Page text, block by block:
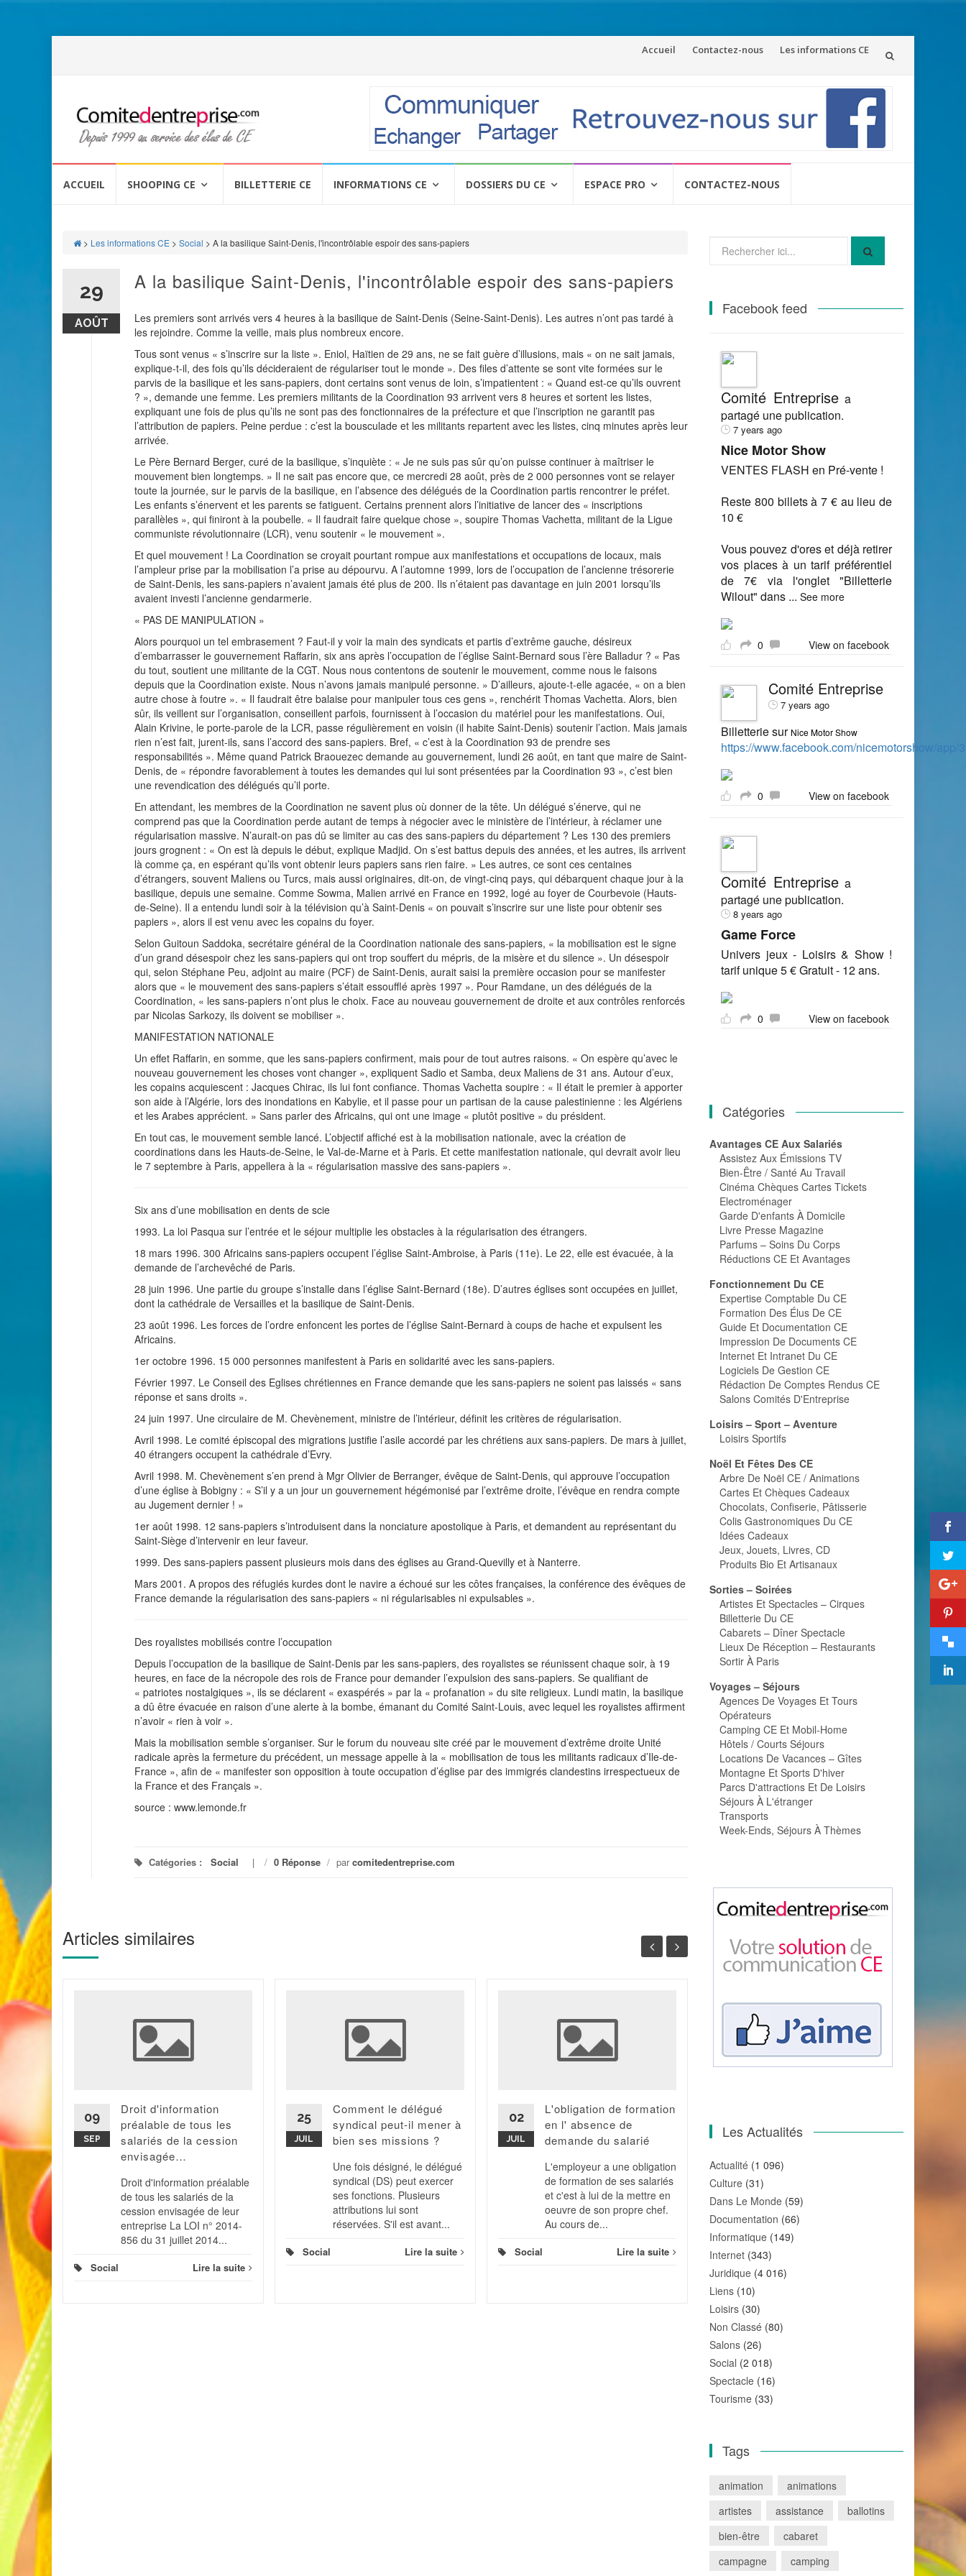
Aller
Accueil Contactez-nous Les informations CE
ACCUEIL SHOOPING CE BILLETTERIE CE INFORMATIONS CE DOSSIERS DU CE ESPACE PRO CONTACTEZ-NOUS
> Les informations CE > Social > A la basilique Saint-Denis, l'incontrôlable espoir des sans-papiers
29
AOÛT
A la basilique Saint-Denis, l'incontrôlable espoir des sans-papiers
Les premiers sont arrivés vers 4 heures à la basilique de Saint-Denis (Seine-Saint-Denis). Les autres n’ont pas tardé à
les rejoindre. Comme la veille, mais plus nombreux encore.
Tous sont venus « s’inscrire sur la liste ». Eniol, Haïtien de 29 ans, ne se fait guère d’illusions, mais « on ne sait jamais,
explique-t-il, des fois qu’ils décideraient de régulariser tout le monde ». Des files d’attente se sont vite formées sur le
parvis de la basilique et les sans-papiers, dont certains sont venus de loin, s’impatientent : « Quand est-ce qu’ils ouvrent
? », demande une femme. Les premiers militants de la Coordination 93 arrivent vers 8 heures et sortent les listes,
expliquant une fois de plus qu’ils ne sont pas des fonctionnaires de la préfecture et que l’inscription ne garantit pas
l’attribution de papiers. Peine perdue : c’est la bousculade et les militants repartent avec les listes, cinq minutes après leur
arrivée.
Le Père Bernard Berger, curé de la basilique, s’inquiète : « Je ne suis pas sûr qu’on puisse continuer à maîtriser le
mouvement bien longtemps. » Il ne sait pas encore que, ce mercredi 28 août, près de 2 000 personnes vont se relayer
toute la journée, sur le parvis de la basilique, en l’absence des délégués de la Coordination partis rencontrer le préfet.
Les enfants s’énervent et les parents se fatiguent. Certains prennent alors l’initiative de lancer des « inscriptions
parallèles », qui finiront à la poubelle. « Il faudrait faire quelque chose », soupire Thomas Vachetta, militant de la Ligue
communiste révolutionnaire (LCR), venu soutenir « le mouvement ».
Et quel mouvement ! La Coordination se croyait pourtant rompue aux manifestations et occupations de locaux, mais
l’ampleur prise par la mobilisation l’a prise au dépourvu. A l’automne 1999, lors de l’occupation de l’ancienne trésorerie
de Saint-Denis, les sans-papiers n’avaient jamais été plus de 200. Ils n’étaient pas davantage en juin 2001 lorsqu’ils
avaient investi l’ancienne gendarmerie.
« PAS DE MANIPULATION »
Alors pourquoi un tel embrasement ? Faut-il y voir la main des syndicats et partis d’extrême gauche, désireux
d’embarrasser le gouvernement Raffarin, six ans après l’occupation de l’église Saint-Bernard sous l’ère Balladur ? « Pas
du tout, soutient une militante de la CGT. Nous nous contentons de soutenir le mouvement, comme nous le faisons
depuis que la Coordination existe. Nous n’avons jamais manipulé personne. » D’ailleurs, ajoute-t-elle agacée, « on a bien
autre chose à foutre ». « Il faudrait être balaise pour manipuler tous ces gens », renchérit Thomas Vachetta. Alors, bien
sûr, ils veillent sur l’organisation, conseillent parfois, fournissent à l’occasion du matériel pour les manifestations. Oui,
Alain Krivine, le porte-parole de la LCR, passe régulièrement en voisin (il habite Saint-Denis) soutenir l’action. Mais jamais
rien n’est fait, jurent-ils, sans l’accord des sans-papiers. Bref, « c’est à la Coordination 93 de prendre ses
responsabilités ». Même quand Patrick Braouezec demande au gouvernement, lundi 26 août, en tant que maire de Saint-
Denis, de « répondre favorablement à toutes les demandes qui lui sont présentées par la Coordination 93 », c’est bien
une revendication des délégués qu’il porte.
En attendant, les membres de la Coordination ne savent plus où donner de la tête. Un délégué s’énerve, qui ne
comprend pas que la Coordination perde autant de temps à négocier avec le ministère de l’intérieur, à réclamer une
régularisation massive. N’aurait-on pas dû se limiter au cas des sans-papiers du département ? Les 130 des premiers
jours grognent : « On est là depuis le début, explique Madjid. On s’est battus depuis des années, et les autres, ils arrivent
là comme ça, en espérant qu’ils vont obtenir leurs papiers sans rien faire. » Les autres, ce sont ces centaines
d’étrangers, souvent Maliens ou Turcs, mais aussi originaires, dit-on, de vingt-cinq pays, qui débarquent chaque jour à la
basilique, depuis une semaine. Comme Sowma, Malien arrivé en France en 1992, logé au foyer de Courbevoie (Hauts-
de-Seine). Il a entendu lundi soir à la télévision qu’à Saint-Denis « on pouvait s’inscrire sur une liste pour obtenir ses
papiers », alors il est venu avec les copains du foyer.
Selon Guitoun Saddoka, secrétaire général de la Coordination nationale des sans-papiers, « la mobilisation est le signe
d’un grand désespoir chez les sans-papiers qui ont trop souffert du mépris, de la misère et du silence ». Un désespoir
qui, selon Stéphane Peu, adjoint au maire (PCF) de Saint-Denis, aurait saisi la première occasion pour se manifester
alors que « le mouvement des sans-papiers s’était essoufflé après 1997 ». Pour Ramdane, un des délégués de la
Coordination, « les sans-papiers n’ont plus le choix. Face au nouveau gouvernement de droite et aux contrôles renforcés
par Nicolas Sarkozy, ils doivent se mobiliser ».
MANIFESTATION NATIONALE
Un effet Raffarin, en somme, que les sans-papiers confirment, mais pour de tout autres raisons. « On espère qu’avec le
nouveau gouvernement les choses vont changer », expliquent Sadio et Samba, deux Maliens de 31 ans. Autour d’eux,
les copains acquiescent : Jacques Chirac, ils lui font confiance. Thomas Vachetta soupire : « Il était le premier à apporter
son aide à l’Algérie, lors des inondations en Kabylie, et il passe pour un partisan de la cause palestinienne : les Algériens
et les Arabes apprécient. » Sans parler des Africains, qui ont une image « plutôt positive » du président.
En tout cas, le mouvement semble lancé. L’objectif affiché est à la mobilisation nationale, avec la création de
coordinations dans les Hauts-de-Seine, le Val-de-Marne et à Paris. Et cette manifestation nationale, qui devrait avoir lieu
le 7 septembre à Paris, appellera à la « régularisation massive des sans-papiers ».
Six ans d’une mobilisation en dents de scie
1993. La loi Pasqua sur l’entrée et le séjour multiplie les obstacles à la régularisation des étrangers.
18 mars 1996. 300 Africains sans-papiers occupent l’église Saint-Ambroise, à Paris (11e). Le 22, elle est évacuée, à la
demande de l’archevêché de Paris.
28 juin 1996. Une partie du groupe s’installe dans l’église Saint-Bernard (18e). D’autres églises sont occupées en juillet,
dont la cathédrale de Versailles et la basilique de Saint-Denis.
23 août 1996. Les forces de l’ordre enfoncent les portes de l’église Saint-Bernard à coups de hache et expulsent les
Africains.
1er octobre 1996. 15 000 personnes manifestent à Paris en solidarité avec les sans-papiers.
Février 1997. Le Conseil des Eglises chrétiennes en France demande que les sans-papiers ne soient pas laissés « sans
réponse et sans droits ».
24 juin 1997. Une circulaire de M. Chevènement, ministre de l’intérieur, définit les critères de régularisation.
Avril 1998. Le comité épiscopal des migrations justifie l’asile accordé par les chrétiens aux sans-papiers. De mars à juillet,
40 étrangers occupent la cathédrale d’Evry.
Avril 1998. M. Chevènement s’en prend à Mgr Olivier de Berranger, évêque de Saint-Denis, qui approuve l’occupation
d’une église à Bobigny : « S’il y a un jour un gouvernement hégémonisé par l’extrême droite, l’évêque en rendra compte
au Jugement dernier ! »
1er août 1998. 12 sans-papiers s’introduisent dans la nonciature apostolique à Paris, et demandent au représentant du
Saint-Siège d’intervenir en leur faveur.
1999. Des sans-papiers passent plusieurs mois dans des églises au Grand-Quevilly et à Nanterre.
Mars 2001. A propos des réfugiés kurdes dont le navire a échoué sur les côtes françaises, la conférence des évêques de
France demande la régularisation des sans-papiers « ni régularisables ni expulsables ».
Des royalistes mobilisés contre l’occupation
Depuis l’occupation de la basilique de Saint-Denis par les sans-papiers, des royalistes se réunissent chaque soir, à 19
heures, en face de la nécropole des rois de France pour demander l’expulsion des sans-papiers. Se qualifiant de
« patriotes nostalgiques », ils se déclarent « exaspérés » par la « profanation » du site religieux. Lundi matin, la basilique
a dû être évacuée en raison d’une alerte à la bombe, émanant du Comité Saint-Louis, avec lequel les royalistes affirment
n’avoir « rien à voir ».
Mais la mobilisation semble s’organiser. Sur le forum du nouveau site créé par le mouvement d’extrême droite Unité
radicale après la fermeture du précédent, un message appelle à la « mobilisation de tous les militants radicaux d’Ile-de-
France », afin de « manifester son opposition à toute occupation d’église par des immigrés clandestins irrespectueux de
la France et des Français ».
source : www.lemonde.fr
Catégories : Social / 0 Réponse / parcomitedentreprise.com
Articles similaires
de
suite
09
SEP
Droit d'information
préalable de tous les
salariés de la cession
envisagée…
Droit d'information préalable
de tous les salariés de la
cession envisagée de leur
entreprise La LOI n° 2014-
856 du 31 juillet 2014...
Social Lire la suite
25
JUIL
Comment le délégué
syndical peut-il mener à
bien ses missions ?
Une fois désigné, le délégué
syndical (DS) peut exercer
ses fonctions. Plusieurs
attributions lui sont
réservées. S'il est avant...
Social Lire la suite
02
JUIL
L'obligation de formation
en l' absence de
demande du salarié
L'employeur a une obligation
de formation de ses salariés
et c'est à lui de la mettre en
oeuvre de son propre chef.
Au cours de...
Social Lire la suite
Mise en place du
CHSCT : c'est l'effectif
de l'entreprise qui
compte !
salariés doit relever d'un
CHSCT. L'effectif à
Social
29
pour
Facebook feed
Comité Entreprisea
partagé une publication.
7 years ago
Nice Motor Show
VENTES FLASH en Pré-vente !
Reste 800 billets à 7 € au lieu de
10 €
Vous pouvez d'ores et déjà retirer
vos places à un tarif préférentiel
de 7€ via l'onglet "Billetterie
Wilout" dans ... See more
0 View on facebook
Comité Entreprise
7 years ago
Billetterie sur Nice Motor Show
https://www.facebook.com/nicemotorshow/app/
0 View on facebook
Comité Entreprisea
partagé une publication.
8 years ago
Game Force
Univers jeux - Loisirs & Show !
tarif unique 5 € Gratuit - 12 ans.
0 View on facebook
Catégories
Avantages CE Aux Salariés
Assistez Aux Émissions TV
Bien-Être / Santé Au Travail
Cinéma Chèques Cartes Tickets
Electroménager
Garde D'enfants À Domicile
Livre Presse Magazine
Parfums – Soins Du Corps
Réductions CE Et Avantages
Fonctionnement Du CE
Expertise Comptable Du CE
Formation Des Élus De CE
Guide Et Documentation CE
Impression De Documents CE
Internet Et Intranet Du CE
Logiciels De Gestion CE
Rédaction De Comptes Rendus CE
Salons Comités D'Entreprise
Loisirs – Sport – Aventure
Loisirs Sportifs
Noël Et Fêtes Des CE
Arbre De Noël CE / Animations
Cartes Et Chèques Cadeaux
Chocolats, Confiserie, Pâtisserie
Colis Gastronomiques Du CE
Idées Cadeaux
Jeux, Jouets, Livres, CD
Produits Bio Et Artisanaux
Sorties – Soirées
Artistes Et Spectacles – Cirques
Billetterie Du CE
Cabarets – Dîner Spectacle
Lieux De Réception – Restaurants
Sortir À Paris
Voyages – Séjours
Agences De Voyages Et Tours
Opérateurs
Camping CE Et Mobil-Home
Hôtels / Courts Séjours
Locations De Vacances – Gîtes
Montagne Et Sports D'hiver
Parcs D'attractions Et De Loisirs
Séjours À L'étranger
Transports
Week-Ends, Séjours À Thèmes
Les Actualités
Actualité (1 096)
Culture (31)
Dans Le Monde (59)
Documentation (66)
Informatique (149)
Internet (343)
Juridique (4 016)
Liens (10)
Loisirs (30)
Non Classé (80)
Salons (26)
Social (2 018)
Spectacle (16)
Tourisme (33)
Tags
animation
animations
artistes
assistance
ballotins
bien-être
cabaret
campagne
camping